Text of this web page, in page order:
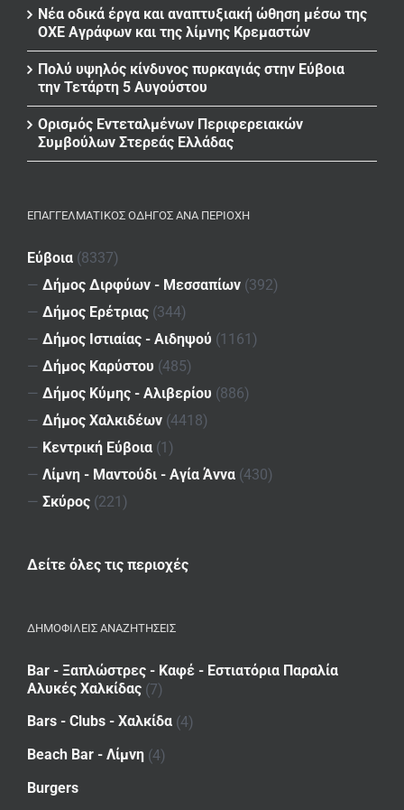
Νέα οδικά έργα και αναπτυξιακή ώθηση μέσω της
ΟΧΕ Αγράφων και της λίμνης Κρεμαστών
Πολύ υψηλός κίνδυνος πυρκαγιάς στην Εύβοια
την Τετάρτη 5 Αυγούστου
Ορισμός Εντεταλμένων Περιφερειακών
Συμβούλων Στερεάς Ελλάδας
ΕΠΑΓΓΕΛΜΑΤΙΚΌΣ ΟΔΗΓΌΣ ΑΝΆ ΠΕΡΙΟΧΉ
Εύβοια (8337)
— Δήμος Διρφύων - Μεσσαπίων (392)
— Δήμος Ερέτριας (344)
— Δήμος Ιστιαίας - Αιδηψού (1161)
— Δήμος Καρύστου (485)
— Δήμος Κύμης - Αλιβερίου (886)
— Δήμος Χαλκιδέων (4418)
— Κεντρική Εύβοια (1)
— Λίμνη - Μαντούδι - Αγία Άννα (430)
— Σκύρος (221)
Δείτε όλες τις περιοχές
ΔΗΜΟΦΙΛΕΙΣ ΑΝΑΖΗΤΗΣΕΙΣ
Bar - Ξαπλώστρες - Καφέ - Εστιατόρια Παραλία
Αλυκές Χαλκίδας (7)
Bars - Clubs - Χαλκίδα (4)
Beach Bar - Λίμνη (4)
Burgers